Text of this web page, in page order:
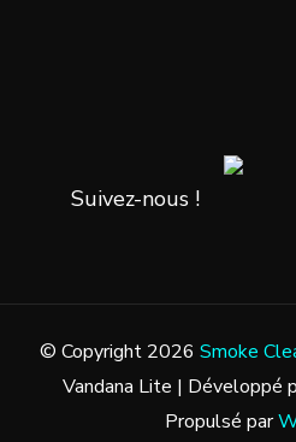
Suivez-nous !
© Copyright 2026 Smoke
Vandana Lite | Développé
Propulsé par